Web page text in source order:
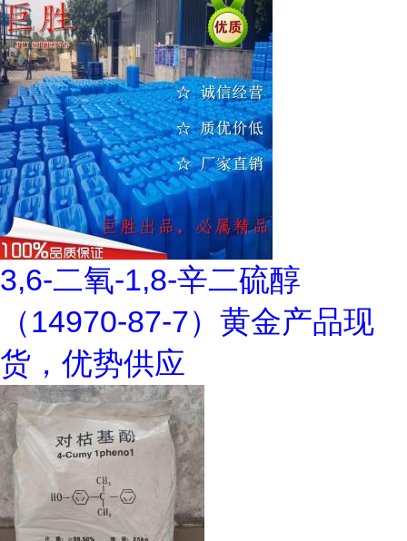
3,6-二氧-1,8-辛二硫醇
（14970-87-7）黄金产品现
货，优势供应